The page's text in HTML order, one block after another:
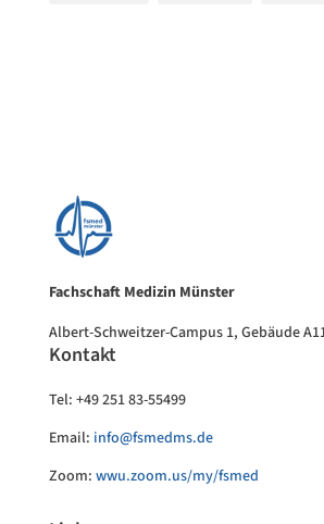
Fachschaft Medizin Münster
Albert-Schweitzer-Campus 1, Gebäude
Kontakt
Tel: +49 251 83-55499
Email: info@fsmedms.de
Zoom: wwu.zoom.us/my/fsmed